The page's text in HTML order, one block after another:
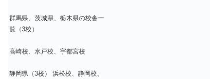
群馬県、茨城県、栃木県の校舎一
覧（3校）
高崎校、水戸校、宇都宮校
静岡県（3校） 浜松校、静岡校、